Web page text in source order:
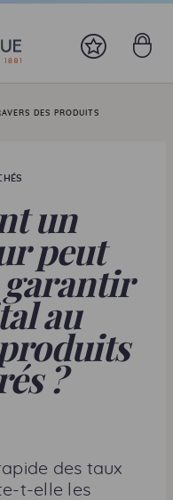
DES PRODUITS
un
peut
garantir
au
?
des taux
t-elle les